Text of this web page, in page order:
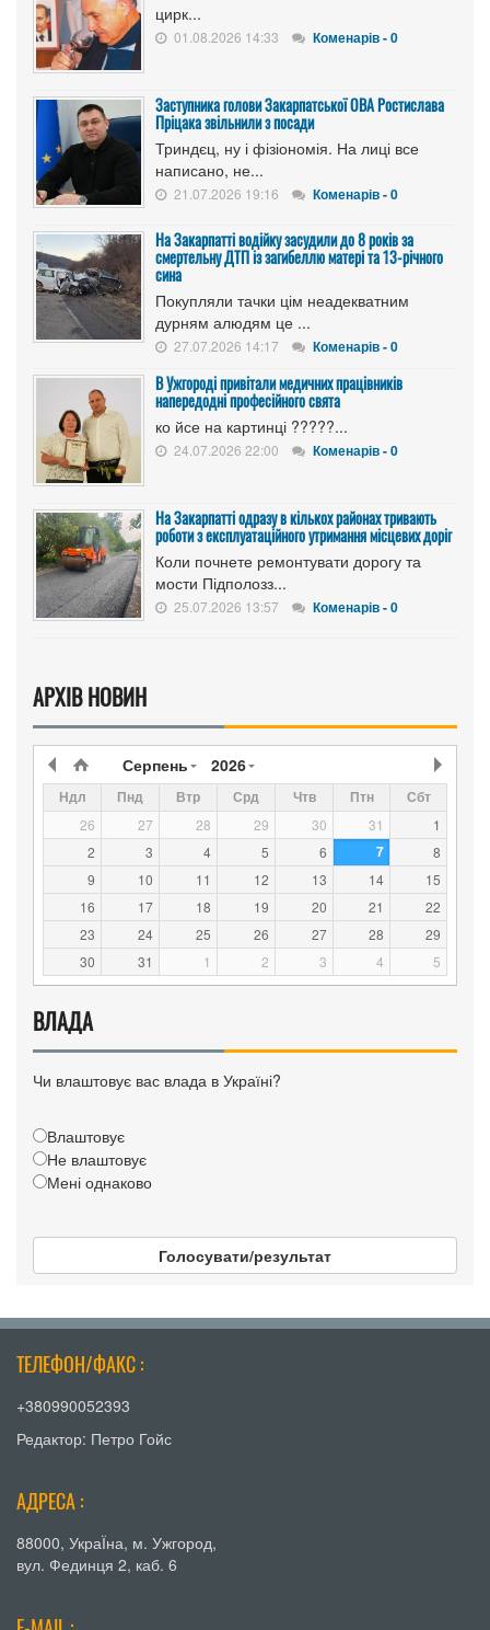
цирк...
01.08.2026 14:33 Коменарів - 0
Заступника голови Закарпатської ОВА Ростислава
Пріцака звільнили з посади
Триндєц, ну і фізіономія. На лиці все
написано, не...
21.07.2026 19:16 Коменарів - 0
На Закарпатті водійку засудили до 8 років за
смертельну ДТП із загибеллю матері та 13-річного
сина
Покупляли тачки цім неадекватним
дурням алюдям це ...
27.07.2026 14:17 Коменарів - 0
В Ужгороді привітали медичних працівників
напередодні професійного свята
ко йсе на картинці ?????...
24.07.2026 22:00 Коменарів - 0
На Закарпатті одразу в кількох районах тривають
роботи з експлуатаційного утримання місцевих доріг
Коли почнете ремонтувати дорогу та
мости Підполозз...
25.07.2026 13:57 Коменарів - 0
АРХІВ НОВИН
Серпень 2026
Ндл Пнд Втр Срд Чтв Птн Сбт
26 27 28 29 30 31
1
2
3 4 5 6 7
8
9
10 11 12 13 14
15
16
17 18 19 20 21
22
23
24 25 26 27 28
29
30
31 1 2 3 4 5
ВЛАДА
Чи влаштовує вас влада в Україні?
Влаштовує
Не влаштовує
Мені однаково
Голосувати/результат
ТЕЛЕФОН/ФАКС :
+380990052393
Редактор: Петро Гойс
АДРЕСА :
88000, УкраЇна, м. Ужгород,
вул. Фединця 2, каб. 6